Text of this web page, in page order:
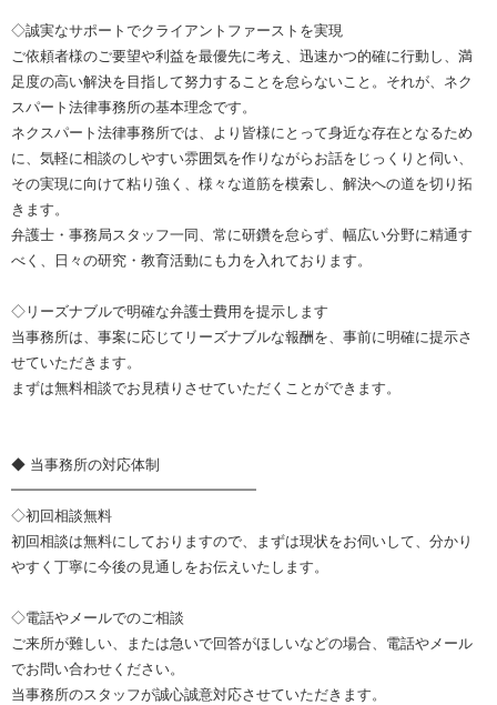
◇誠実なサポートでクライアントファーストを実現
ご依頼者様のご要望や利益を最優先に考え、迅速かつ的確に行動し、満
足度の高い解決を目指して努力することを怠らないこと。それが、ネク
スパート法律事務所の基本理念です。
ネクスパート法律事務所では、より皆様にとって身近な存在となるため
に、気軽に相談のしやすい雰囲気を作りながらお話をじっくりと伺い、
その実現に向けて粘り強く、様々な道筋を模索し、解決への道を切り拓
きます。
弁護士・事務局スタッフ一同、常に研鑽を怠らず、幅広い分野に精通す
べく、日々の研究・教育活動にも力を入れております。
◇リーズナブルで明確な弁護士費用を提示します
当事務所は、事案に応じてリーズナブルな報酬を、事前に明確に提示さ
せていただきます。
まずは無料相談でお見積りさせていただくことができます。
◆ 当事務所の対応体制
━━━━━━━━━━━━━━━━━
◇初回相談無料
初回相談は無料にしておりますので、まずは現状をお伺いして、分かり
やすく丁寧に今後の見通しをお伝えいたします。
◇電話やメールでのご相談
ご来所が難しい、または急いで回答がほしいなどの場合、電話やメール
でお問い合わせください。
当事務所のスタッフが誠心誠意対応させていただきます。